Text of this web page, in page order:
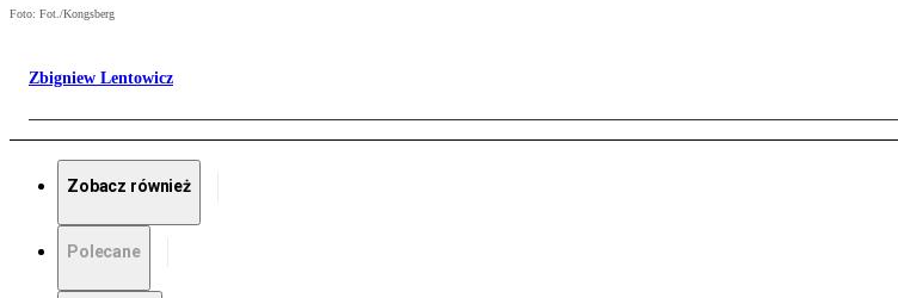
Foto: Fot./Kongsberg
Zbigniew Lentowicz
Zobacz również
Polecane